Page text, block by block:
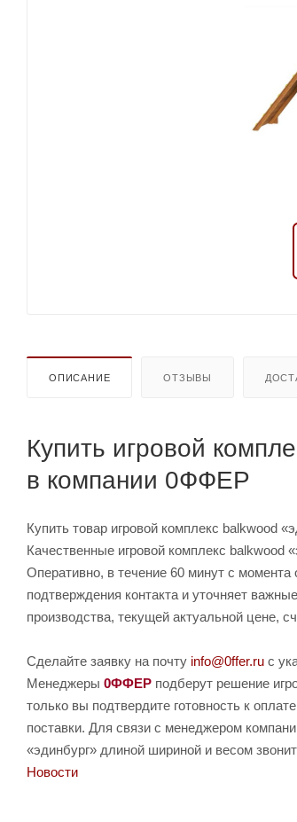
ОПИСАНИЕ ОТЗЫВЫ
Купить игровой
в компании 0ФФЕР
Купить товар игровой комплекс balkwood
Качественные игровой комплекс balkwood
Оперативно, в течение 60 минут с
подтверждения контакта и уточняет
производства, текущей актуальной цене,
Сделайте заявку на почту info@0ffer.ru с
Менеджеры 0ФФЕР подберут решение
только вы подтвердите готовность к
поставки. Для связи с менеджером
«эдинбург» длиной шириной и весом
Новости